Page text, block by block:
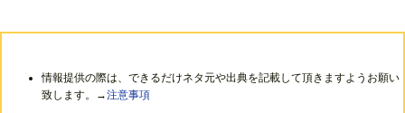
情報提供の際は、できるだけネタ元や出典を記載して頂きますようお願い
致します。→注意事項